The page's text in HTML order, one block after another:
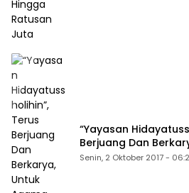
“Yayasan
Berjuang Dan
Bangsa
Senin, 2 Oktober 2017 -